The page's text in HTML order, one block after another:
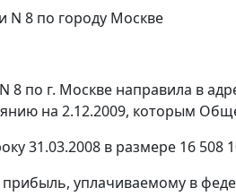
N 8 по городу Москве
8 по г. Москве направила в
на 2.12.2009, которым
31.03.2008 в размере 16 508
уплачиваемому в